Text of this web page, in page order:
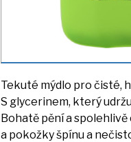
Tekuté mýdlo pro čisté,
S glycerinem, který
Bohatě pěníaspolehlivě
a pokožky špínua